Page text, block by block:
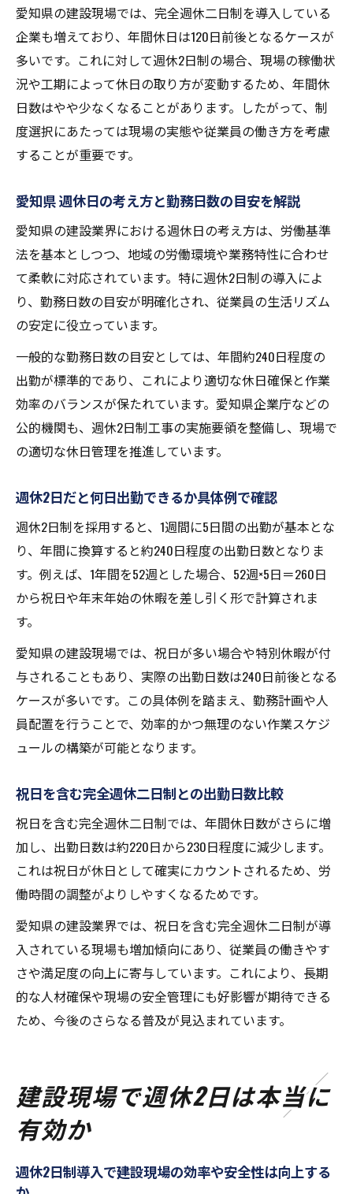
愛知県の建設現場では、完全週休二日制を導入している
企業も増えており、年間休日は120日前後となるケースが
多いです。これに対して週休2日制の場合、現場の稼働状
況や工期によって休日の取り方が変動するため、年間休
日数はやや少なくなることがあります。したがって、制
度選択にあたっては現場の実態や従業員の働き方を考慮
することが重要です。
愛知県 週休日の考え方と勤務日数の目安を解説
愛知県の建設業界における週休日の考え方は、労働基準
法を基本としつつ、地域の労働環境や業務特性に合わせ
て柔軟に対応されています。特に週休2日制の導入によ
り、勤務日数の目安が明確化され、従業員の生活リズム
の安定に役立っています。
一般的な勤務日数の目安としては、年間約240日程度の
出勤が標準的であり、これにより適切な休日確保と作業
効率のバランスが保たれています。愛知県企業庁などの
公的機関も、週休2日制工事の実施要領を整備し、現場で
の適切な休日管理を推進しています。
週休2日だと何日出勤できるか具体例で確認
週休2日制を採用すると、1週間に5日間の出勤が基本とな
り、年間に換算すると約240日程度の出勤日数となりま
す。例えば、1年間を52週とした場合、52週×5日＝260日
から祝日や年末年始の休暇を差し引く形で計算されま
す。
愛知県の建設現場では、祝日が多い場合や特別休暇が付
与されることもあり、実際の出勤日数は240日前後となる
ケースが多いです。この具体例を踏まえ、勤務計画や人
員配置を行うことで、効率的かつ無理のない作業スケジ
ュールの構築が可能となります。
祝日を含む完全週休二日制との出勤日数比較
祝日を含む完全週休二日制では、年間休日数がさらに増
加し、出勤日数は約220日から230日程度に減少します。
これは祝日が休日として確実にカウントされるため、労
働時間の調整がよりしやすくなるためです。
愛知県の建設業界では、祝日を含む完全週休二日制が導
入されている現場も増加傾向にあり、従業員の働きやす
さや満足度の向上に寄与しています。これにより、長期
的な人材確保や現場の安全管理にも好影響が期待できる
ため、今後のさらなる普及が見込まれています。
建設現場で週休2日は本当に
有効か
週休2日制導入で建設現場の効率や安全性は向上する